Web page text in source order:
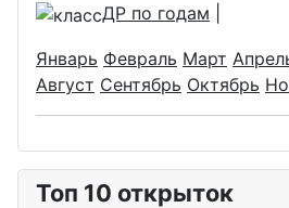
ДР по годам
Январь Февраль Март
Август Сентябрь Октябрь
Топ 10 открыток